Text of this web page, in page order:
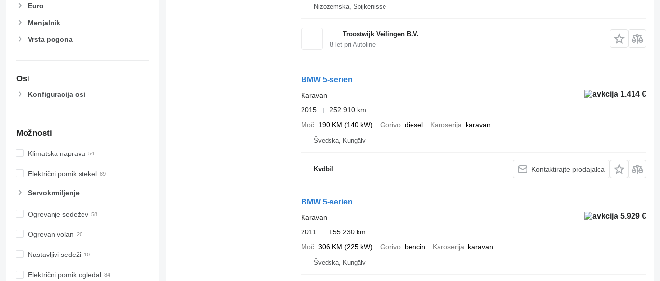
Euro
Menjalnik
Vrsta pogona
Osi
Konfiguracija osi
Možnosti
Klimatska naprava
Električni pomik stekel
Servokrmiljenje
Ogrevanje sedežev
Ogrevan volan
Nastavljivi sedeži
Električni pomik ogledal
Nizozemska, Spijkenisse
Troostwijk Veilingen B.V.
8let pri Autoline
BMW 5-serien
1.414 €
Karavan
2015
252.910 km
Moč 190 KM (140 kW) Gorivo diesel Karoserija karavan
Švedska, Kungälv
Kvdbil Kontaktirajte prodajalca
BMW 5-serien
5.929 €
Karavan
2011
155.230 km
Moč 306 KM (225 kW) Gorivo bencin Karoserija karavan
Švedska, Kungälv